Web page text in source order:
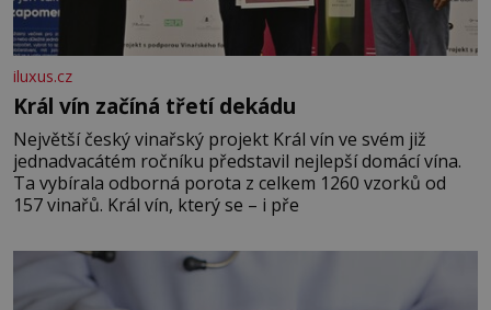
iluxus.cz
Král vín začíná třetí dekádu
Největší český vinařský projekt Král vín ve svém již
jednadvacátém ročníku představil nejlepší domácí vína.
Ta vybírala odborná porota z celkem 1260 vzorků od
157 vinařů. Král vín, který se – i pře